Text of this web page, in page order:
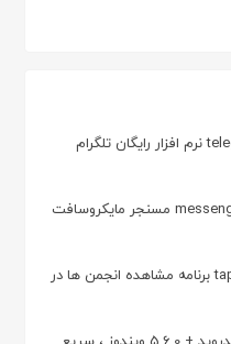
دانلود telegram Desktop 6.5.1 نرم افزار رایگان تلگرام
دانلود tapatalk forums 8.9.10 برنامه مشاهده انجمن ها در